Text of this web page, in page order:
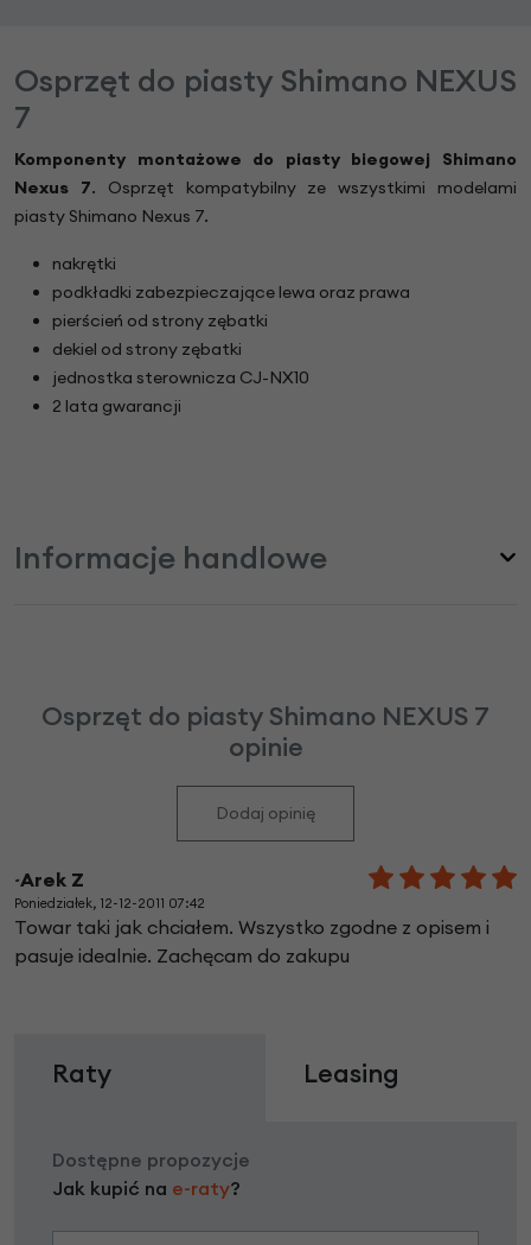
Osprzęt do piasty Shimano NEXUS
7
Komponenty montażowe
do piasty biegowej Shimano
Nexus 7. Osprzęt kompatybilny ze wszystkimi modelami
piasty Shimano Nexus 7.
nakrętki
podkładki zabezpieczające lewa oraz prawa
pierścień od strony zębatki
dekiel od strony zębatki
jednostka sterownicza CJ-NX10
2 lata gwarancji
Informacje handlowe
Osprzęt do piasty Shimano NEXUS 7
opinie
Dodaj opinię
~Arek Z
Poniedziałek, 12-12-2011 07:42
Towar taki jak chciałem. Wszystko zgodne z opisem i
pasuje idealnie. Zachęcam do zakupu
Raty Leasing
Dostępne propozycje
Jak kupić na e-raty?